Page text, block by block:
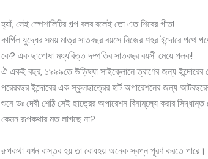
হ্যাঁ, সেই স্পেশালিটির গল্প বলব বলেই তো এত শিবের গীত!
কার্গিল যুদ্ধের সময় মাত্র সাতবছর বয়সে নিজের শহর ইন্দোরে
কে? এক ছাপোষা মধ্যবিত্ত দম্পতির সাতবছর বয়সী মেয়ে পলক!
ঐ একই বছর, ১৯৯৯তে উড়িষ্যা সাইক্লোনে ত্রাণের জন্য
পরেরবছর ইন্দোরের এক স্কুলছাত্রের হার্ট অপারেশনের জন্য
শুনে ডঃ দেবী শেঠি সেই ছাত্রের অপারেশন বিনামূল্যে করার সিদ্ধান্ত
কেমন রূপকথার মত লাগছে না?
রূপকথা যখন বাস্তব হয় তা বোধহয় অনেক স্বপ্ন পূরণ করতে পারে।